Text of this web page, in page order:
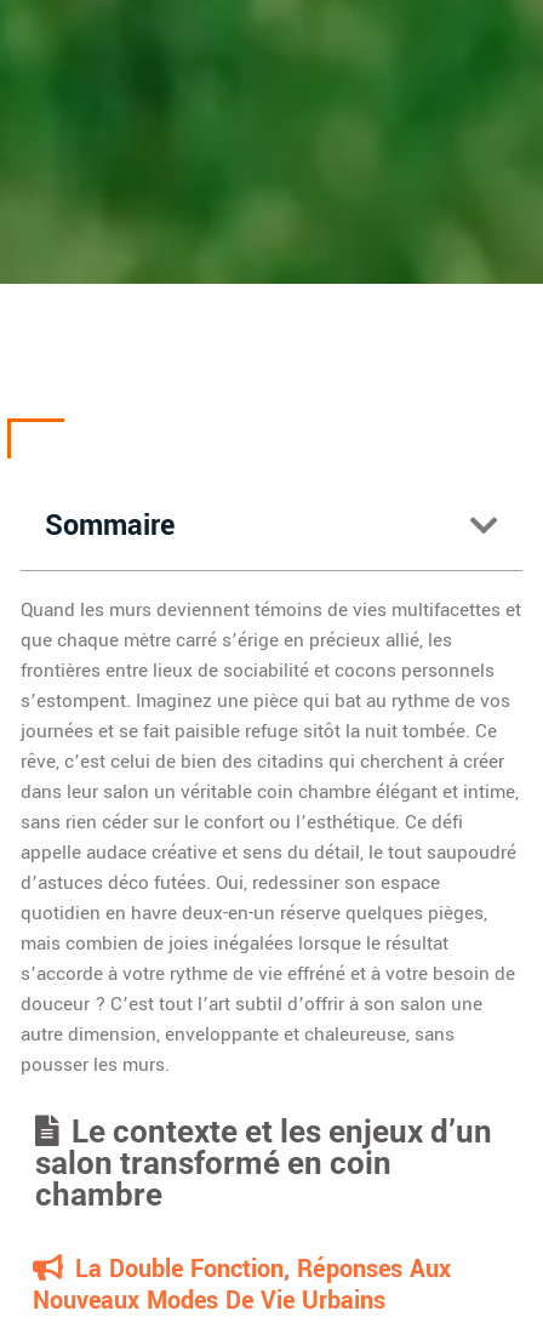
Sommaire
Quand les murs deviennent témoins de vies multifacettes et
que chaque mètre carré s’érige en précieux allié, les
frontières entre lieux de sociabilité et cocons personnels
s’estompent. Imaginez une pièce qui bat au rythme de vos
journées et se fait paisible refuge sitôt la nuit tombée. Ce
rêve, c’est celui de bien des citadins qui cherchent à créer
dans leur salon un véritable coin chambre élégant et intime,
sans rien céder sur le confort ou l’esthétique. Ce défi
appelle audace créative et sens du détail, le tout saupoudré
d’astuces déco futées. Oui, redessiner son espace
quotidien en havre deux-en-un réserve quelques pièges,
mais combien de joies inégalées lorsque le résultat
s’accorde à votre rythme de vie effréné et à votre besoin de
douceur ? C’est tout l’art subtil d’offrir à son salon une
autre dimension, enveloppante et chaleureuse, sans
pousser les murs.
Le contexte et les enjeux d’un
salon transformé en coin
chambre
La Double Fonction, Réponses Aux
Nouveaux Modes De Vie Urbains